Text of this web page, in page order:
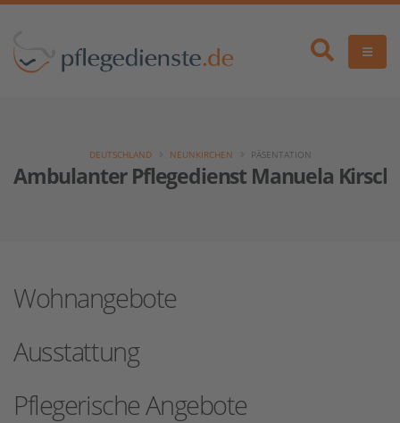
Ambulanter Pflegedienst Manuela Kirsch
DEUTSCHLAND NEUNKIRCHEN PÄSENTATION
Wohnangebote
Ausstattung
Pflegerische Angebote